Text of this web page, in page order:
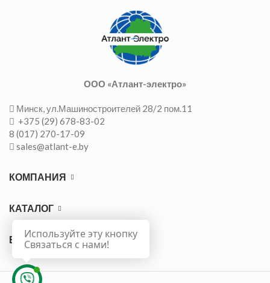
ООО «Атлант-электро»
Минск, ул.Машиностроителей 28/2 пом.11
+375 (29) 678-83-02
8 (017) 270-17-09
sales@atlant-e.by
КОМПАНИЯ
КАТАЛОГ
ВАЖНО
Используйте эту кнопку
Связаться с нами!